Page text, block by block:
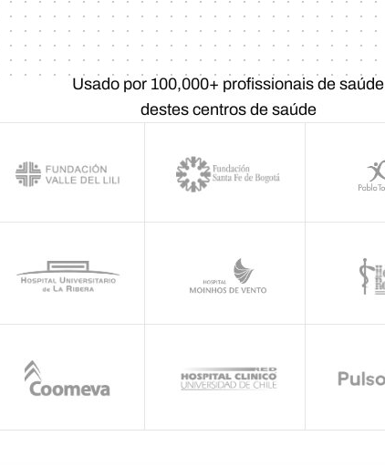
Usado por 100,000+ profissionais de saúde
destes centros de saúde